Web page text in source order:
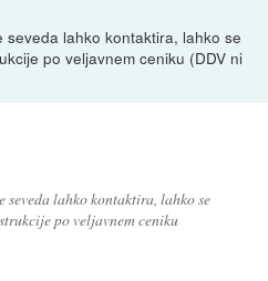
lahko kontaktira, lahko se
po veljavnem ceniku (DDV ni
seveda lahko kontaktira, lahko se
po veljavnem ceniku